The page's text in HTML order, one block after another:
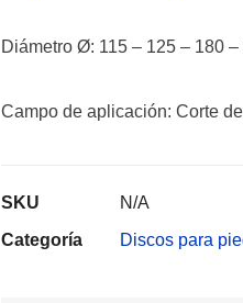
Diámetro Ø: 115 – 125 – 180 –
Campo de aplicación: Corte
SKU
N/A
Categoría
Discos para